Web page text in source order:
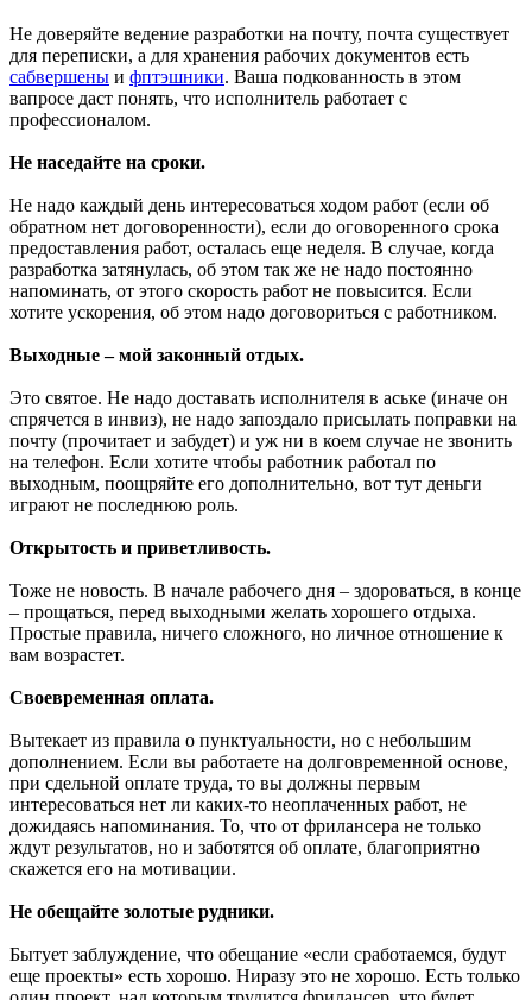
Не доверяйте ведение разработки на почту, почта существует
для переписки, а для хранения рабочих документов есть
сабвершены и фптэшники. Ваша подкованность в этом
вапросе даст понять, что исполнитель работает с
профессионалом.
Не наседайте на сроки.
Не надо каждый день интересоваться ходом работ (если об
обратном нет договоренности), если до оговоренного срока
предоставления работ, осталась еще неделя. В случае, когда
разработка затянулась, об этом так же не надо постоянно
напоминать, от этого скорость работ не повысится. Если
хотите ускорения, об этом надо договориться с работником.
Выходные – мой законный отдых.
Это святое. Не надо доставать исполнителя в аське (иначе он
спрячется в инвиз), не надо запоздало присылать поправки на
почту (прочитает и забудет) и уж ни в коем случае не звонить
на телефон. Если хотите чтобы работник работал по
выходным, поощряйте его дополнительно, вот тут деньги
играют не последнюю роль.
Открытость и приветливость.
Тоже не новость. В начале рабочего дня – здороваться, в конце
– прощаться, перед выходными желать хорошего отдыха.
Простые правила, ничего сложного, но личное отношение к
вам возрастет.
Своевременная оплата.
Вытекает из правила о пунктуальности, но с небольшим
дополнением. Если вы работаете на долговременной основе,
при сдельной оплате труда, то вы должны первым
интересоваться нет ли каких-то неоплаченных работ, не
дожидаясь напоминания. То, что от фрилансера не только
ждут результатов, но и заботятся об оплате, благоприятно
скажется его на мотивации.
Не обещайте золотые рудники.
Бытует заблуждение, что обещание «если сработаемся, будут
еще проекты» есть хорошо. Ниразу это не хорошо. Есть только